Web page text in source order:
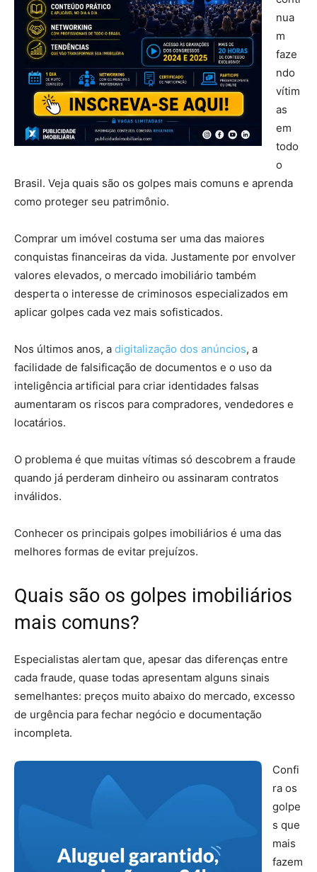
nua
m
faze
ndo
vítim
as
em
todo
o
Brasil. Veja quais são os golpes mais comuns e aprenda
como proteger seu patrimônio.
Comprar um imóvel costuma ser uma das maiores
conquistas financeiras da vida. Justamente por envolver
valores elevados, o mercado imobiliário também
desperta o interesse de criminosos especializados em
aplicar golpes cada vez mais sofisticados.
Nos últimos anos, a digitalização dos anúncios, a
facilidade de falsificação de documentos e o uso da
inteligência artificial para criar identidades falsas
aumentaram os riscos para compradores, vendedores e
locatários.
O problema é que muitas vítimas só descobrem a fraude
quando já perderam dinheiro ou assinaram contratos
inválidos.
Conhecer os principais golpes imobiliários é uma das
melhores formas de evitar prejuízos.
Quais são os golpes imobiliários
mais comuns?
Especialistas alertam que, apesar das diferenças entre
cada fraude, quase todas apresentam alguns sinais
semelhantes: preços muito abaixo do mercado, excesso
de urgência para fechar negócio e documentação
incompleta.
Confi
ra os
golpe
s que
mais
fazem